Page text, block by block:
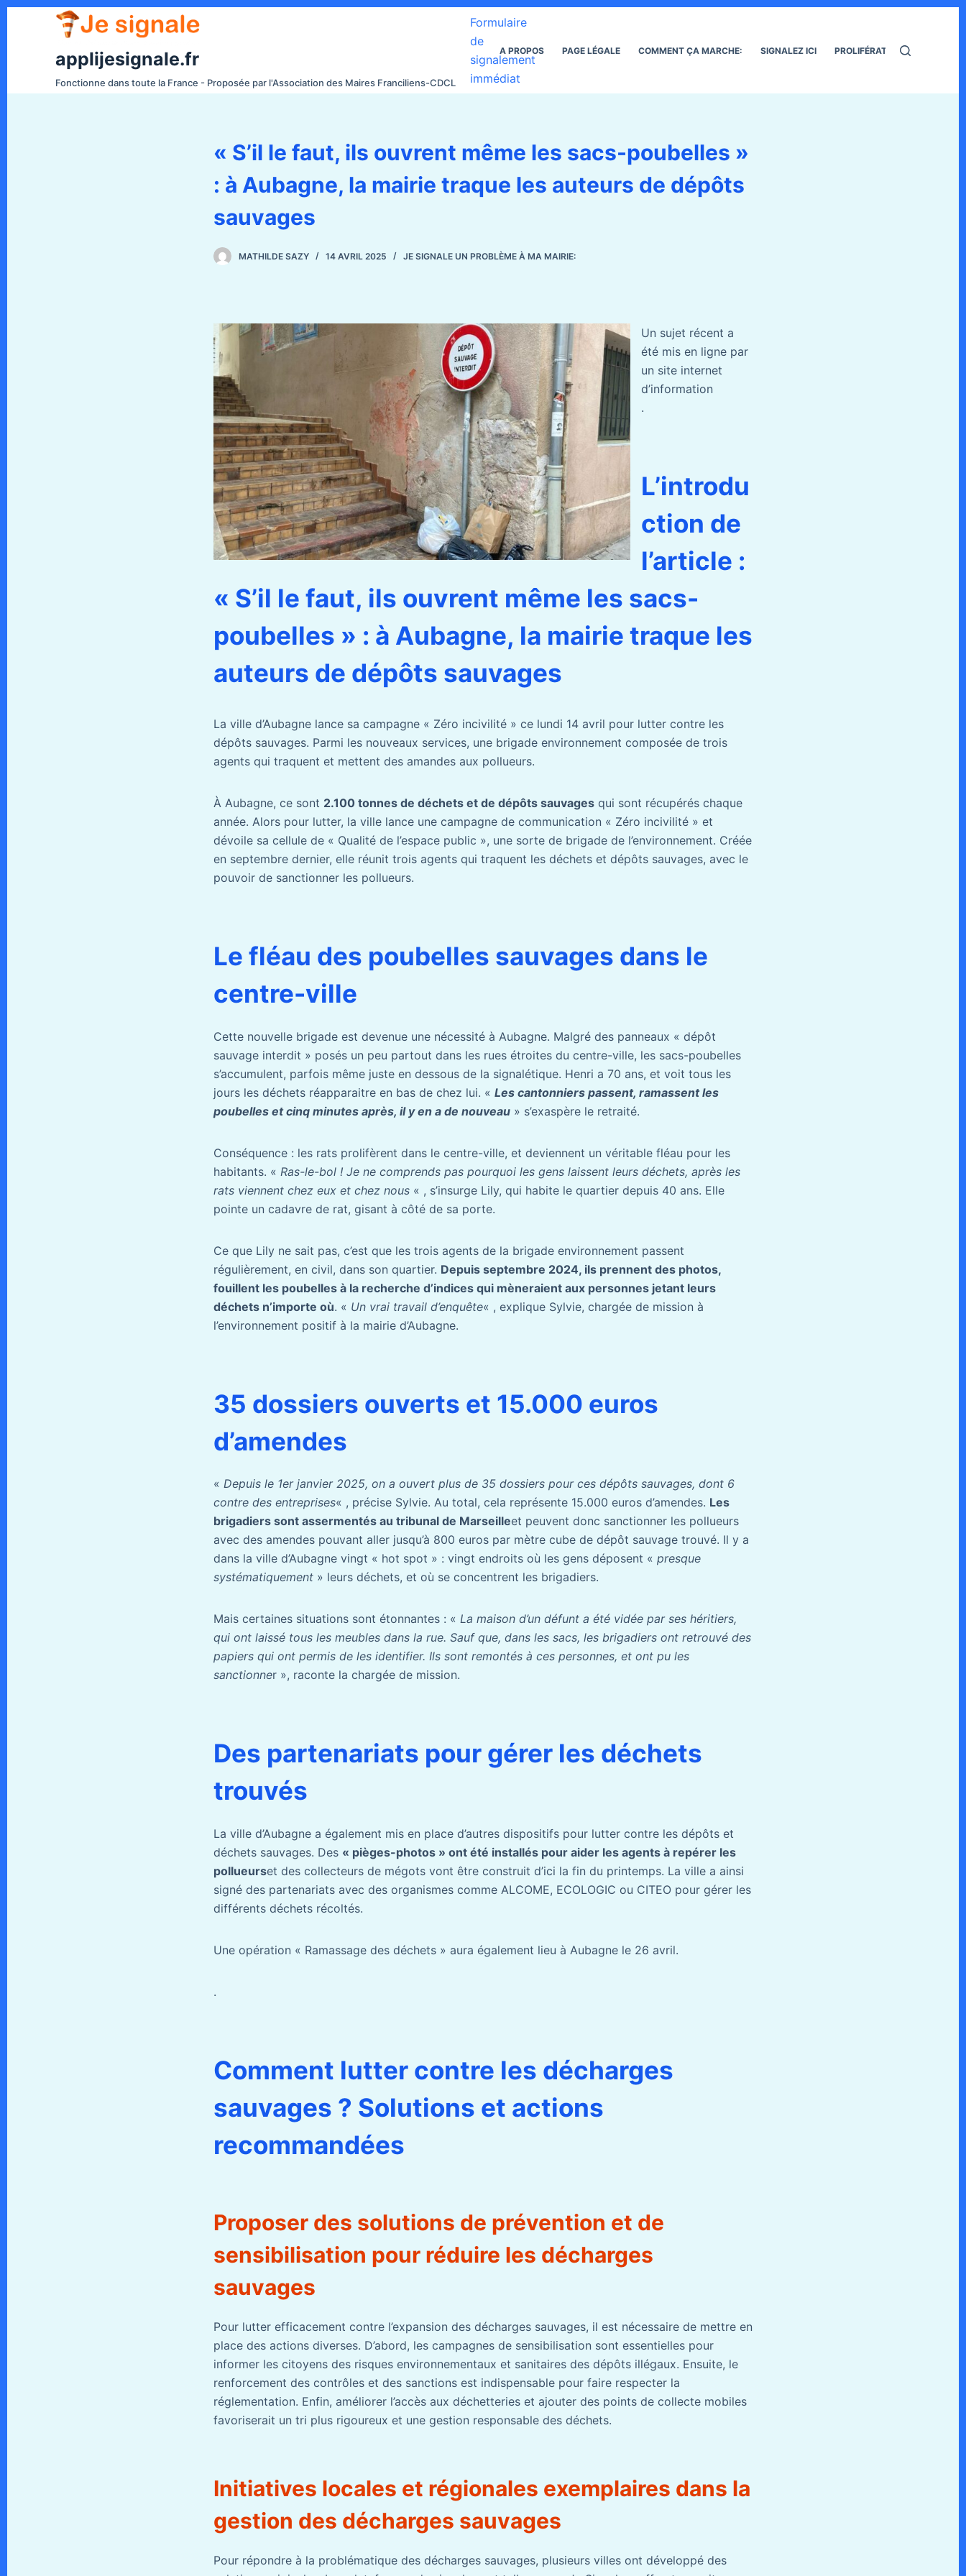
e
applijesignale.fr
Fonctionne dans toute la France - Proposée par l'Association des Maires Franciliens-CDCL
Formulaire
de
signalement
immédiat
A PROPOS PAGE LÉGALE COMMENT ÇA MARCHE: SIGNALEZ ICI PROLIFÉRATION DES RATS
« S’il le faut, ils ouvrent même les sacs-poubelles »
: à Aubagne, la mairie traque les auteurs de dépôts
sauvages
MATHILDE SAZY 14 AVRIL 2025 JE SIGNALE UN PROBLÈME À MA MAIRIE:
Un sujet récent a
été mis en ligne par
un site internet
d’information
.
L’introdu
ction de
l’article :
« S’il le faut, ils ouvrent même les sacs-
poubelles » : à Aubagne, la mairie traque les
auteurs de dépôts sauvages
La ville d’Aubagne lance sa campagne « Zéro incivilité » ce lundi 14 avril pour lutter contre les
dépôts sauvages. Parmi les nouveaux services, une brigade environnement composée de trois
agents qui traquent et mettent des amandes aux pollueurs.
À Aubagne, ce sont 2.100 tonnes de déchets et de dépôts sauvages qui sont récupérés chaque
année. Alors pour lutter, la ville lance une campagne de communication « Zéro incivilité » et
dévoile sa cellule de « Qualité de l’espace public », une sorte de brigade de l’environnement. Créée
en septembre dernier, elle réunit trois agents qui traquent les déchets et dépôts sauvages, avec le
pouvoir de sanctionner les pollueurs.
Le fléau des poubelles sauvages dans le
centre-ville
Cette nouvelle brigade est devenue une nécessité à Aubagne. Malgré des panneaux « dépôt
sauvage interdit » posés un peu partout dans les rues étroites du centre-ville, les sacs-poubelles
s’accumulent, parfois même juste en dessous de la signalétique. Henri a 70 ans, et voit tous les
jours les déchets réapparaitre en bas de chez lui. « Les cantonniers passent, ramassent les
poubelles et cinq minutes après, il y en a de nouveau » s’exaspère le retraité.
Conséquence : les rats prolifèrent dans le centre-ville, et deviennent un véritable fléau pour les
habitants. « Ras-le-bol ! Je ne comprends pas pourquoi les gens laissent leurs déchets, après les
rats viennent chez eux et chez nous « , s’insurge Lily, qui habite le quartier depuis 40 ans. Elle
pointe un cadavre de rat, gisant à côté de sa porte.
Ce que Lily ne sait pas, c’est que les trois agents de la brigade environnement passent
régulièrement, en civil, dans son quartier. Depuis septembre 2024, ils prennent des photos,
fouillent les poubelles à la recherche d’indices qui mèneraient aux personnes jetant leurs
déchets n’importe où. « Un vrai travail d’enquête« , explique Sylvie, chargée de mission à
l’environnement positif à la mairie d’Aubagne.
35 dossiers ouverts et 15.000 euros
d’amendes
« Depuis le 1er janvier 2025, on a ouvert plus de 35 dossiers pour ces dépôts sauvages, dont 6
contre des entreprises« , précise Sylvie. Au total, cela représente 15.000 euros d’amendes. Les
brigadiers sont assermentés au tribunal de Marseilleet peuvent donc sanctionner les pollueurs
avec des amendes pouvant aller jusqu’à 800 euros par mètre cube de dépôt sauvage trouvé. Il y a
dans la ville d’Aubagne vingt « hot spot » : vingt endroits où les gens déposent « presque
systématiquement » leurs déchets, et où se concentrent les brigadiers.
Mais certaines situations sont étonnantes : « La maison d’un défunt a été vidée par ses héritiers,
qui ont laissé tous les meubles dans la rue. Sauf que, dans les sacs, les brigadiers ont retrouvé des
papiers qui ont permis de les identifier. Ils sont remontés à ces personnes, et ont pu les
sanctionner », raconte la chargée de mission.
Des partenariats pour gérer les déchets
trouvés
La ville d’Aubagne a également mis en place d’autres dispositifs pour lutter contre les dépôts et
déchets sauvages. Des « pièges-photos » ont été installés pour aider les agents à repérer les
pollueurset des collecteurs de mégots vont être construit d’ici la fin du printemps. La ville a ainsi
signé des partenariats avec des organismes comme ALCOME, ECOLOGIC ou CITEO pour gérer les
différents déchets récoltés.
Une opération « Ramassage des déchets » aura également lieu à Aubagne le 26 avril.
.
Comment lutter contre les décharges
sauvages ? Solutions et actions
recommandées
Proposer des solutions de prévention et de
sensibilisation pour réduire les décharges
sauvages
Pour lutter efficacement contre l’expansion des décharges sauvages, il est nécessaire de mettre en
place des actions diverses. D’abord, les campagnes de sensibilisation sont essentielles pour
informer les citoyens des risques environnementaux et sanitaires des dépôts illégaux. Ensuite, le
renforcement des contrôles et des sanctions est indispensable pour faire respecter la
réglementation. Enfin, améliorer l’accès aux déchetteries et ajouter des points de collecte mobiles
favoriserait un tri plus rigoureux et une gestion responsable des déchets.
Initiatives locales et régionales exemplaires dans la
gestion des décharges sauvages
Pour répondre à la problématique des décharges sauvages, plusieurs villes ont développé des